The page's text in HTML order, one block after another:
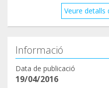
https://
10
https://
724655873
11
Veure detalls
Informació
Data de publicació
19/04/2016